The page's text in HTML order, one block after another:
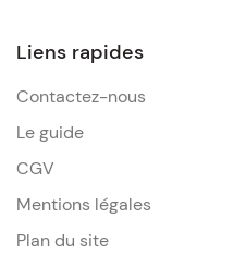
Liens rapides
Contactez-nous
Le guide
CGV
Mentions légales
Plan du site